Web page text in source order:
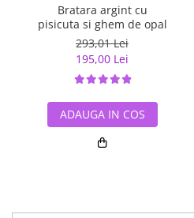
Bratara argint cu
pisicuta si ghem de opal
293,01 Lei
195,00 Lei
ADAUGA IN COS